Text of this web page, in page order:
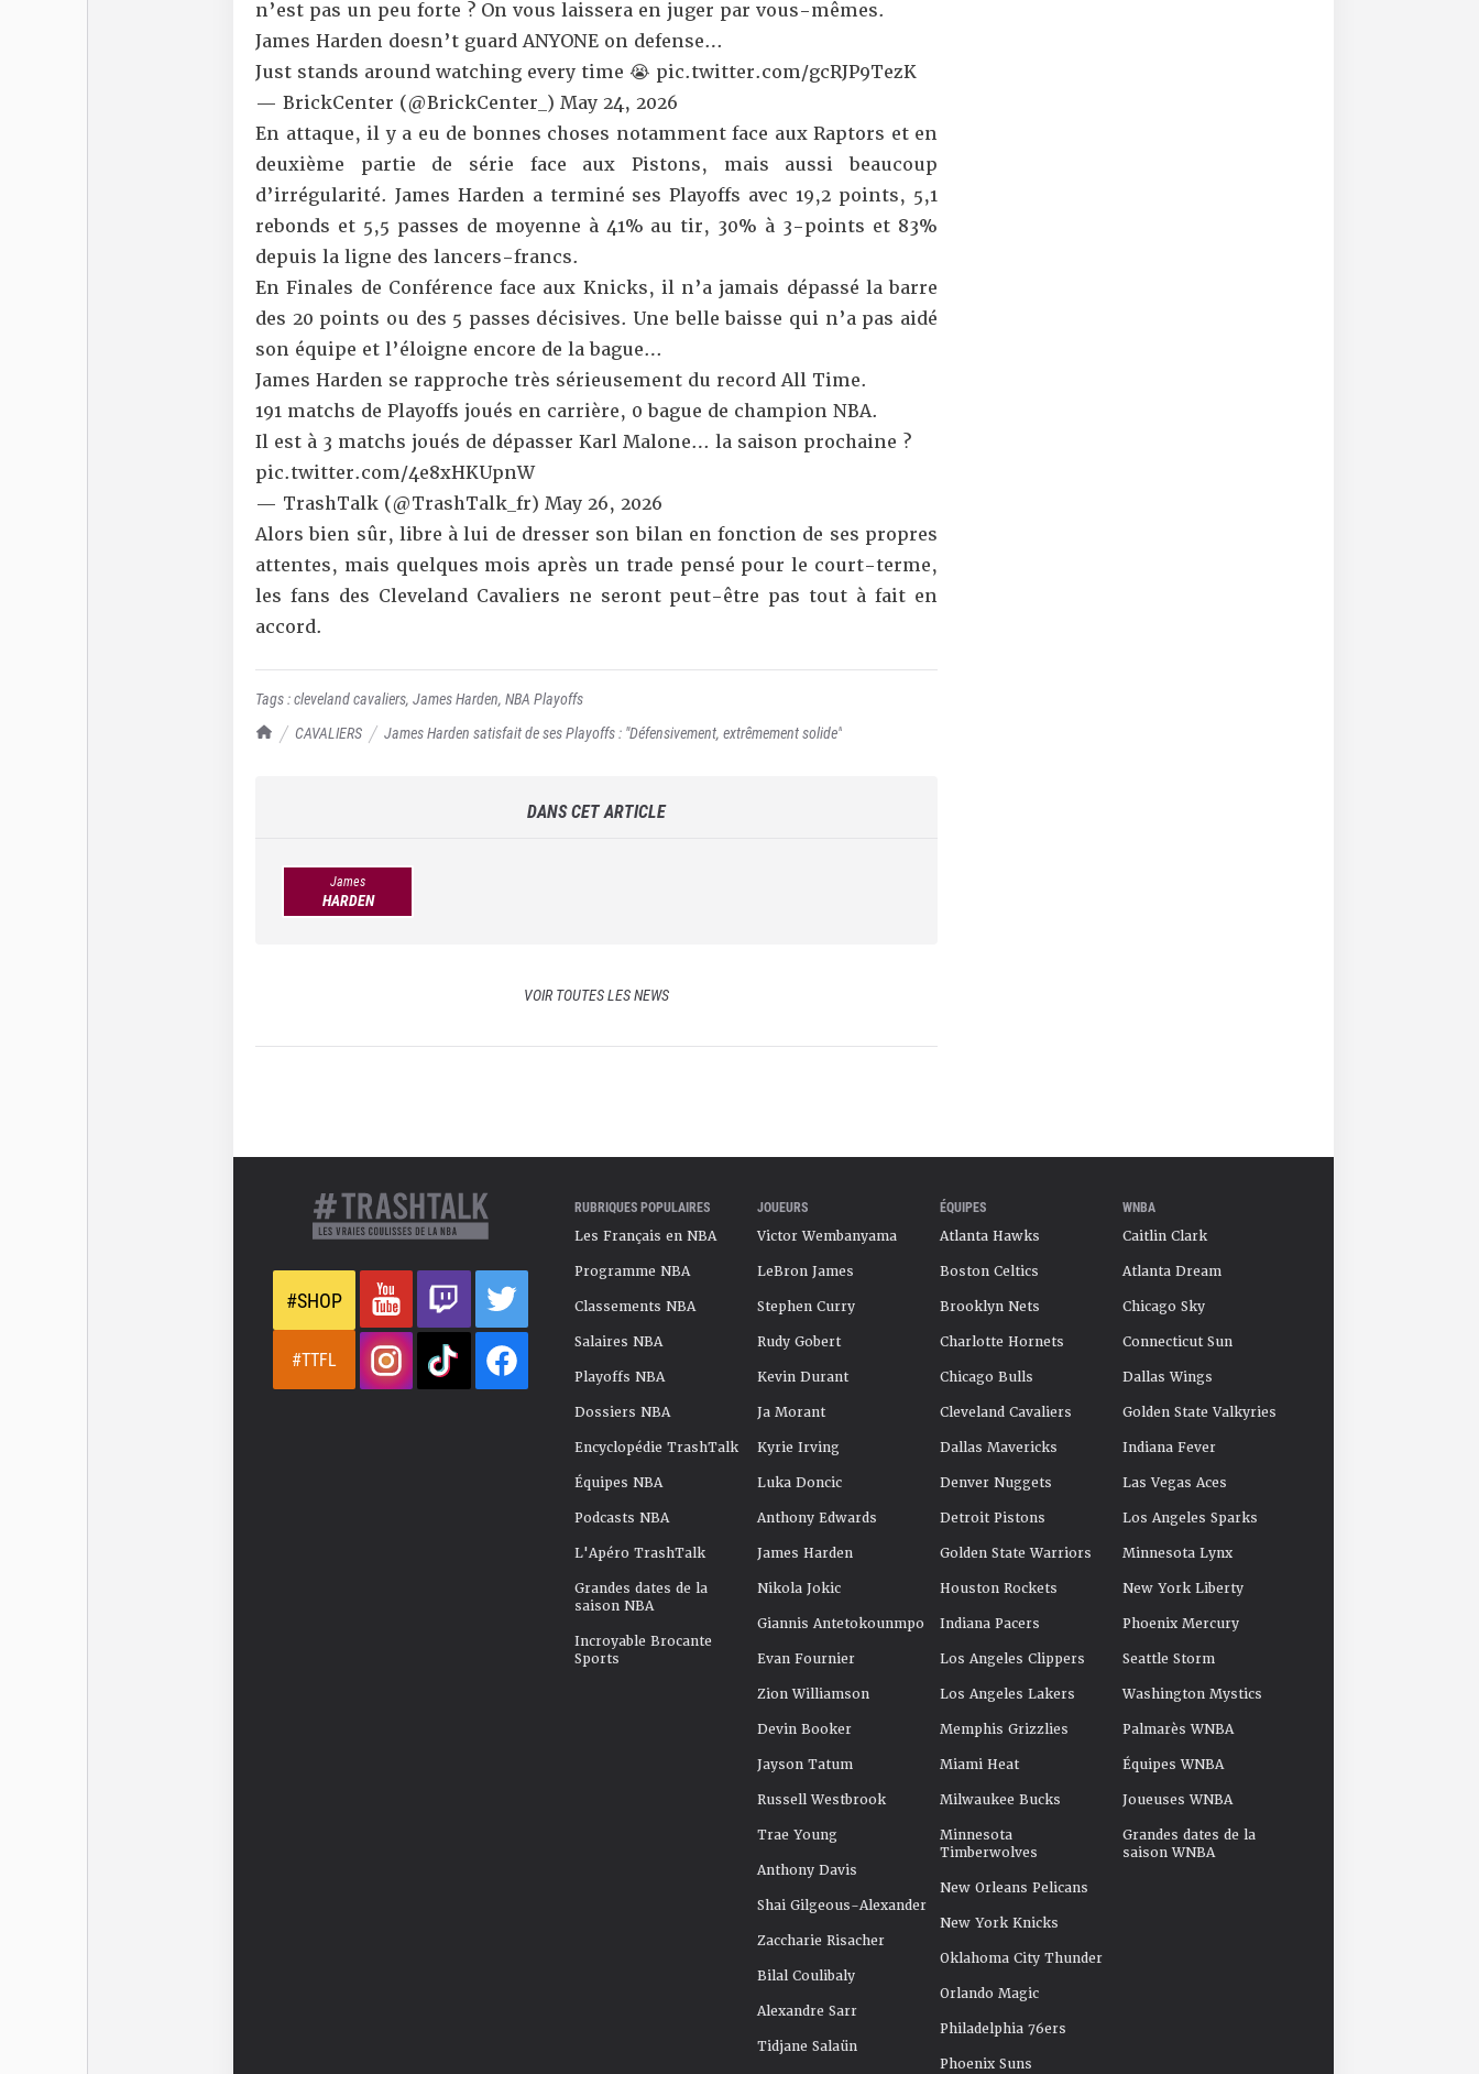
TrashTalk Actu NBA
CAVALIERS James Harden satisfait de ses Playoffs : "Défensivement, extrêmement solide"
n’est pas un peu forte ? On vous laissera en juger par vous-mêmes.
James Harden doesn’t guard ANYONE on defense…
Just stands around watching every time 😭 pic.twitter.com/gcRJP9TezK
— BrickCenter (@BrickCenter_) May 24, 2026
En attaque, il y a eu de bonnes choses notamment face aux Raptors et en
deuxième partie de série face aux Pistons, mais aussi beaucoup
d’irrégularité. James Harden a terminé ses Playoffs avec 19,2 points, 5,1
rebonds et 5,5 passes de moyenne à 41% au tir, 30% à 3-points et 83%
depuis la ligne des lancers-francs.
En Finales de Conférence face aux Knicks, il n’a jamais dépassé la barre
des 20 points ou des 5 passes décisives. Une belle baisse qui n’a pas aidé
son équipe et l’éloigne encore de la bague…
James Harden se rapproche très sérieusement du record All Time.
191 matchs de Playoffs joués en carrière, 0 bague de champion NBA.
Il est à 3 matchs joués de dépasser Karl Malone… la saison prochaine ?
pic.twitter.com/4e8xHKUpnW
— TrashTalk (@TrashTalk_fr) May 26, 2026
Alors bien sûr, libre à lui de dresser son bilan en fonction de ses propres
attentes, mais quelques mois après un trade pensé pour le court-terme,
les fans des Cleveland Cavaliers ne seront peut-être pas tout à fait en
accord.
Tags :cleveland cavaliers, James Harden, NBA Playoffs
DANS CET ARTICLE
James
HARDEN
VOIR TOUTES LES NEWS
#SHOP
#TTFL
RUBRIQUES POPULAIRES
Les Français en NBA
Programme NBA
Classements NBA
Salaires NBA
Playoffs NBA
Dossiers NBA
Encyclopédie TrashTalk
Équipes NBA
Podcasts NBA
L'Apéro TrashTalk
Grandes dates de la
saison NBA
Incroyable Brocante
Sports
JOUEURS
Victor Wembanyama
LeBron James
Stephen Curry
Rudy Gobert
Kevin Durant
Ja Morant
Kyrie Irving
Luka Doncic
Anthony Edwards
James Harden
Nikola Jokic
Giannis Antetokounmpo
Evan Fournier
Zion Williamson
Devin Booker
Jayson Tatum
Russell Westbrook
Trae Young
Anthony Davis
Shai Gilgeous-Alexander
Zaccharie Risacher
Bilal Coulibaly
Alexandre Sarr
Tidjane Salaün
ÉQUIPES
Atlanta Hawks
Boston Celtics
Brooklyn Nets
Charlotte Hornets
Chicago Bulls
Cleveland Cavaliers
Dallas Mavericks
Denver Nuggets
Detroit Pistons
Golden State Warriors
Houston Rockets
Indiana Pacers
Los Angeles Clippers
Los Angeles Lakers
Memphis Grizzlies
Miami Heat
Milwaukee Bucks
Minnesota
Timberwolves
New Orleans Pelicans
New York Knicks
Oklahoma City Thunder
Orlando Magic
Philadelphia 76ers
Phoenix Suns
WNBA
Caitlin Clark
Atlanta Dream
Chicago Sky
Connecticut Sun
Dallas Wings
Golden State Valkyries
Indiana Fever
Las Vegas Aces
Los Angeles Sparks
Minnesota Lynx
New York Liberty
Phoenix Mercury
Seattle Storm
Washington Mystics
Palmarès WNBA
Équipes WNBA
Joueuses WNBA
Grandes dates de la
saison WNBA